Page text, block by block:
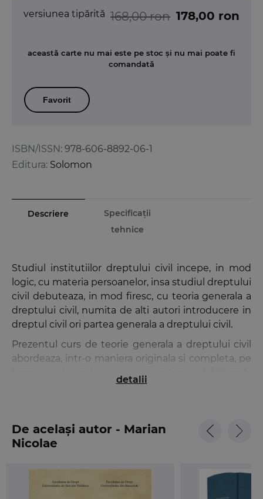
ISBN/ISSN: 978-606-8892-06-1
Editura: Solomon
versiunea tipărită 168,00 ron 178,00 ron
această carte nu mai este pe stoc și nu mai poate fi
comandată
Favorit
Descriere
Specificații
tehnice
Studiul institutiilor dreptului civil incepe, in mod
logic, cu materia persoanelor, insa studiul dreptului
civil debuteaza, in mod firesc, cu teoria generala a
dreptului civil, numita de alti autori introducere in
dreptul civil ori partea generala a dreptului civil.
Prezentul curs de teorie generala a dreptului civil
abordeaza, intr-o maniera originala si completa, pe
romane si straine, fundamentele dreptului civil in
dreptului civil si Teoria drepturilor subiective civile.
Primul volum, intitulat sugestiv, “Teoria dreptului
fundamentelor dreptului civil obiectiv, respectiv
notiunea si autonomia dreptului civil, izvoarele
detalii
De același autor - Marian
Nicolae